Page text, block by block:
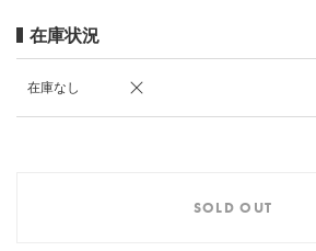
在庫状況
在庫なし
SOLD OUT